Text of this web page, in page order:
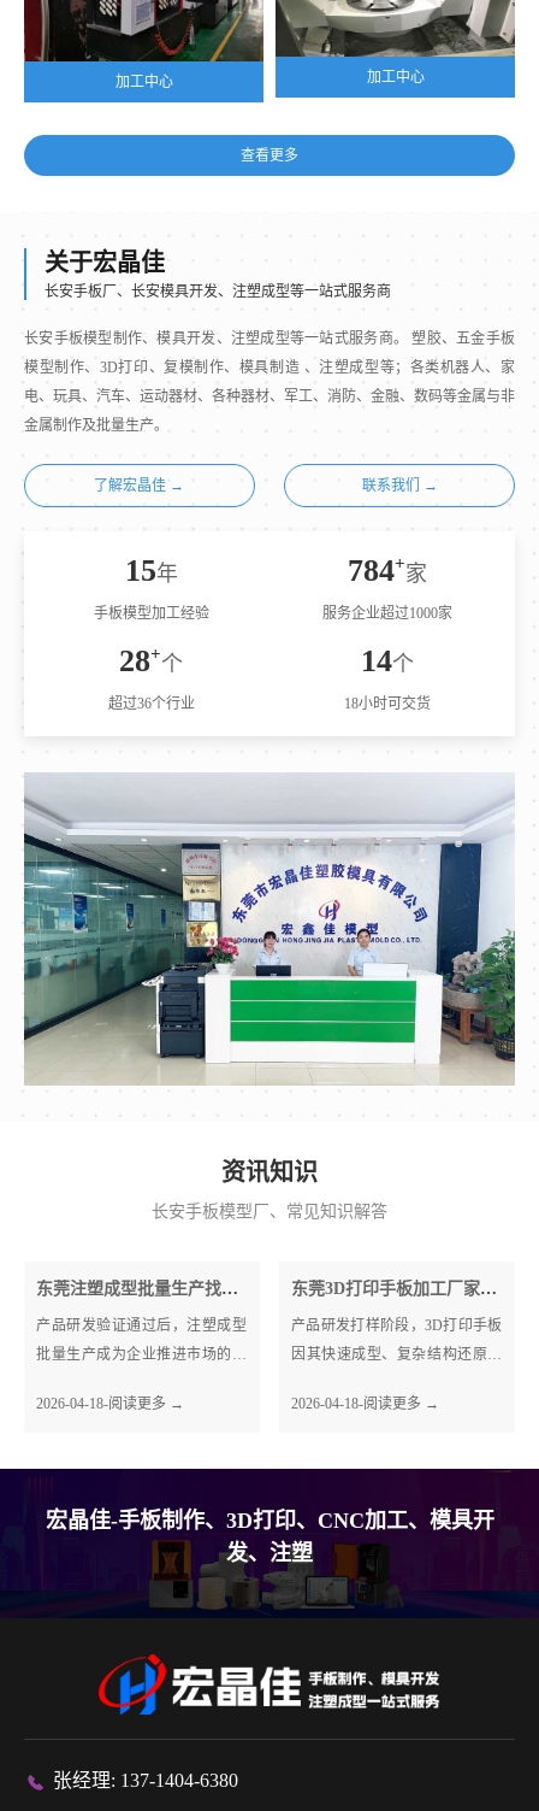
加工中心 加工中心
查看更多
关于宏晶佳
长安手板厂、长安模具开发、注塑成型等一站式服务商
长安手板模型制作、模具开发、注塑成型等一站式服务商。 塑胶、五金手板
模型制作、3D打印、复模制作、模具制造 、注塑成型等；各类机器人、家
电、玩具、汽车、运动器材、各种器材、军工、消防、金融、数码等金属与非
金属制作及批量生产。
了解宏晶佳 → 联系我们 →
17年
手板模型加工经验
872+家
服务企业超过1000家
31+个
超过36个行业
15个
18小时可交货
资讯知识
长安手板模型厂、常见知识解答
东莞注塑成型批量生产找哪家？一站式模具厂家怎么选？
产品研发验证通过后，注塑成型
批量生产成为企业推进市场的关
对一站式模具厂家，能大幅节省
2026-04-18-阅读更多 →
东莞3D打印手板加工厂家哪家好？
产品研发打样阶段，3D打印手板
因其快速成型、复杂结构还原度
选。但很多企业在东莞找专业3D
2026-04-18-阅读更多 →
宏晶佳-手板制作、3D打印、CNC加工、模具开
发、注塑
张经理: 137-1404-6380